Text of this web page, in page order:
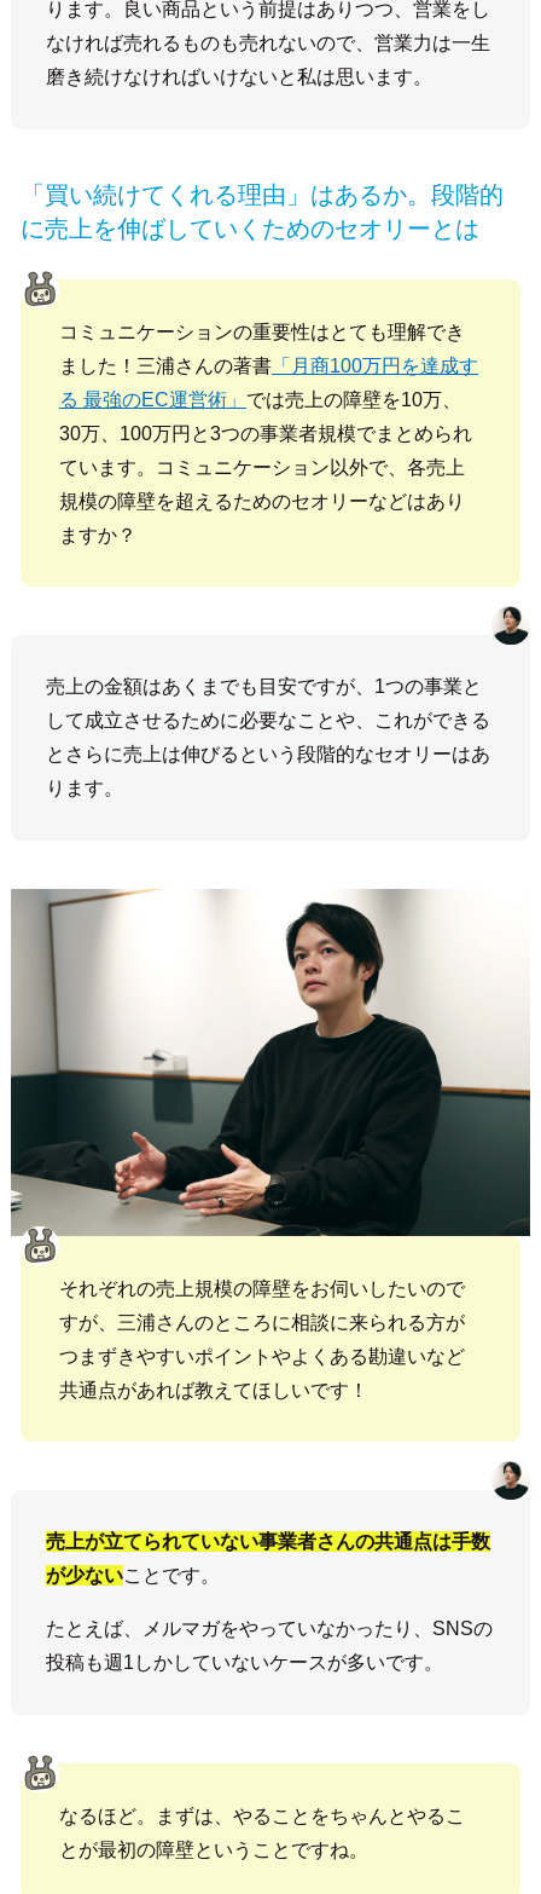
ります。良い商品という前提はありつつ、営業をし
なければ売れるものも売れないので、営業力は一生
磨き続けなければいけないと私は思います。
「買い続けてくれる理由」はあるか。段階的
に売上を伸ばしていくためのセオリーとは
コミュニケーションの重要性はとても理解でき
ました！三浦さんの著書「月商100万円を達成す
る 最強のEC運営術」 では売上の障壁を10万、
30万、100万円と3つの事業者規模でまとめられ
ています。コミュニケーション以外で、各売上
規模の障壁を超えるためのセオリーなどはあり
ますか？
売上の金額はあくまでも目安ですが、1つの事業と
して成立させるために必要なことや、これができる
とさらに売上は伸びるという段階的なセオリーはあ
ります。
それぞれの売上規模の障壁をお伺いしたいので
すが、三浦さんのところに相談に来られる方が
つまずきやすいポイントやよくある勘違いなど
共通点があれば教えてほしいです！
売上が立てられていない事業者さんの共通点は手数
が少ないことです。
たとえば、メルマガをやっていなかったり、SNSの
投稿も週1しかしていないケースが多いです。
なるほど。まずは、やることをちゃんとやるこ
とが最初の障壁ということですね。